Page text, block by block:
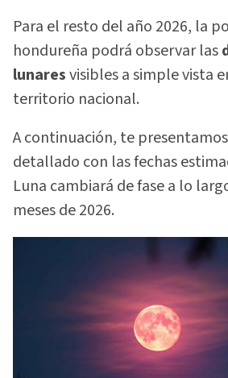
Para el resto del año 2026, la
hondureña podrá observar las
lunaresvisibles a simple vista
territorio nacional.
A continuación, te
detallado con las fechas
Luna cambiará de fase a lo
meses de 2026.